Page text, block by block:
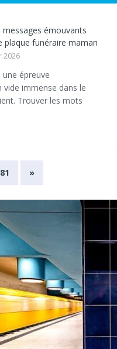
messages émouvants
plaque funéraire maman
2026
une épreuve
vide immense dans le
Trouver les mots
»